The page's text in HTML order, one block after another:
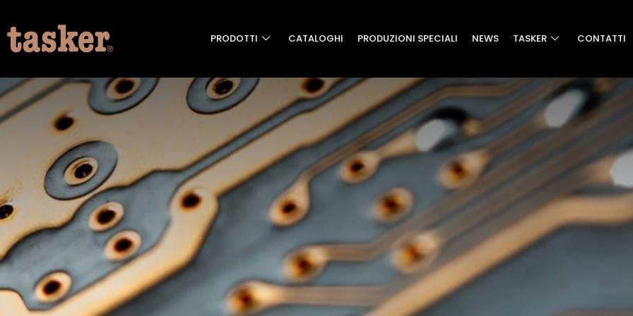
PRODOTTI CATALOGHI PRODUZIONI SPECIALI NEWS TASKER CONTATTI